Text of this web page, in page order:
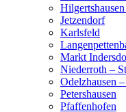
Jetzendorf
Karlsfeld
Markt
Niederroth –
Odelzhausen
Petershausen
Pfaffenhofen